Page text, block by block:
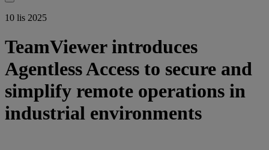
10 lis 2025
TeamViewer introduces
Agentless Access to secure and
simplify remote operations in
industrial environments